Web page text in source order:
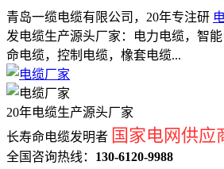
青岛一缆电缆有限公司，20年专注研
发电缆生产源头厂家：电力电缆，智
命电缆，控制电缆，橡套电缆...
20年电缆生产源头厂家
长寿命电缆发明者 国家电网供应
全国咨询热线： 130-6120-9988